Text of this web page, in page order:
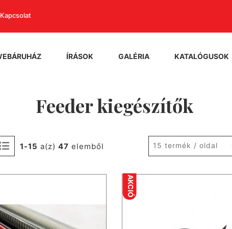
Kapcsolat
ÍRÁSOK GALÉRIA KATALÓGUSOK
Feeder kiegészítők
1-15 a(z) 47 elemből 15 termék / oldal
AKCIÓ